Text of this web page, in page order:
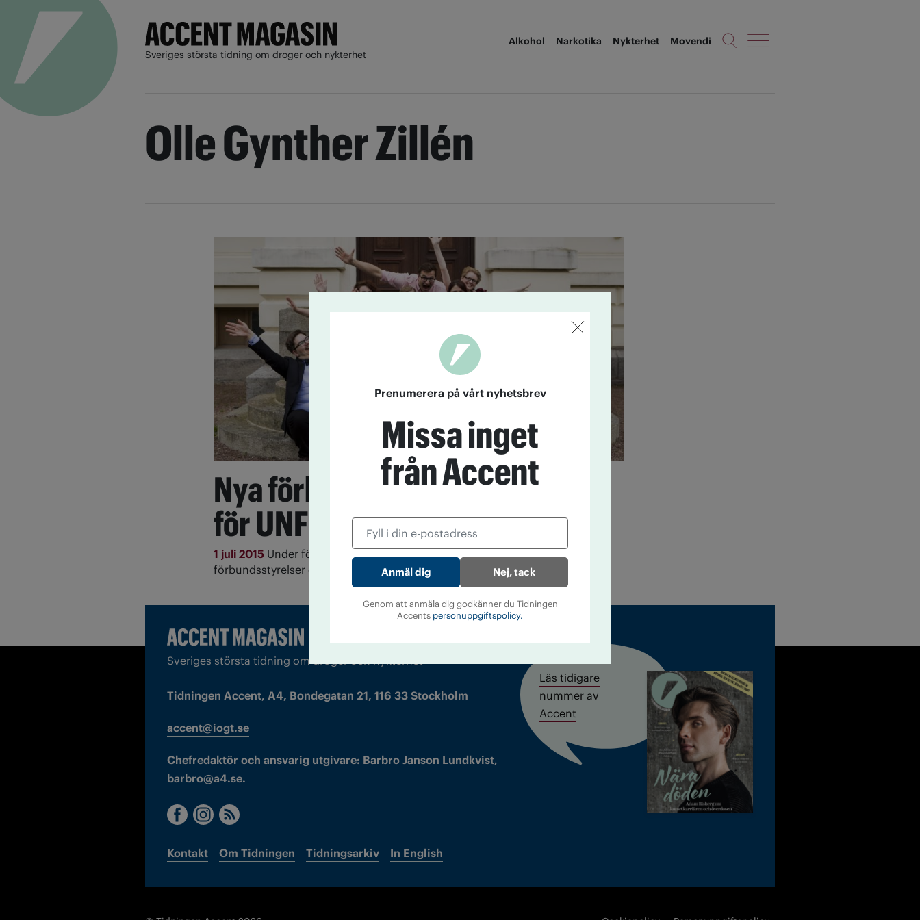
Sveriges största tidning om droger och nykterhet
Alkohol Narkotika Nykterhet Movendi
Olle Gynther Zillén
Nya förbundsstyrelser
för UNF och Junis
1 juli 2015 Under förra veckans kongress fick både UNF och Junis nya
förbundsstyrelser och ordförande. Accent har listan.
Sveriges största tidning om droger och nykterhet
Tidningen Accent, A4, Bondegatan 21, 116 33 Stockholm
accent@iogt.se
Chefredaktör och ansvarig utgivare: Barbro Janson Lundkvist,
barbro@a4.se.
Kontakt Om Tidningen Tidningsarkiv In English
Läs tidigare
nummer av
Accent
Prenumerera på vårt nyhetsbrev
Missa inget
från Accent
Nej, tack
Genom att anmäla dig godkänner du Tidningen
Accents personuppgiftspolicy.